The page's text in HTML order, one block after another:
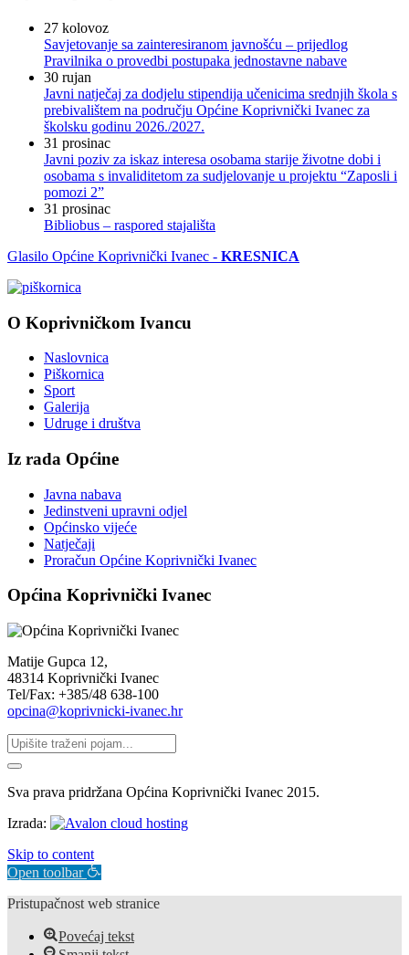
27 kolovoz
Savjetovanje sa zainteresiranom javnošću – prijedlog
Pravilnika o provedbi postupaka jednostavne nabave
30 rujan
Javni natječaj za dodjelu stipendija učenicima srednjih škola s
prebivalištem na području Općine Koprivnički Ivanec za
školsku godinu 2026./2027.
31 prosinac
Javni poziv za iskaz interesa osobama starije životne dobi i
osobama s invaliditetom za sudjelovanje u projektu “Zaposli i
pomozi 2”
31 prosinac
Bibliobus – raspored stajališta
Glasilo Općine Koprivnički Ivanec - KRESNICA
O Koprivničkom Ivancu
Naslovnica
Piškornica
Sport
Galerija
Udruge i društva
Iz rada Općine
Javna nabava
Jedinstveni upravni odjel
Općinsko vijeće
Natječaji
Proračun Općine Koprivnički Ivanec
Općina Koprivnički Ivanec
Matije Gupca 12,
48314 Koprivnički Ivanec
Tel/Fax: +385/48 638-100
opcina@koprivnicki-ivanec.hr
Sva prava pridržana Općina Koprivnički Ivanec 2015.
Izrada:
Skip to content
Open toolbar
Pristupačnost web stranice
Povećaj tekst